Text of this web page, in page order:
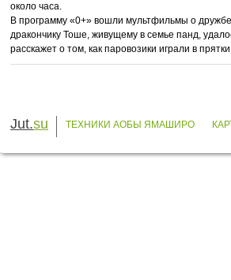
около часа.
В программу «0+» вошли мультфильмы о
дракончику Тоше, живущему в семье панд,
расскажет о том, как паровозики играли в
Jut.su ТЕХНИКИ АОБЫ ЯМАШИРО